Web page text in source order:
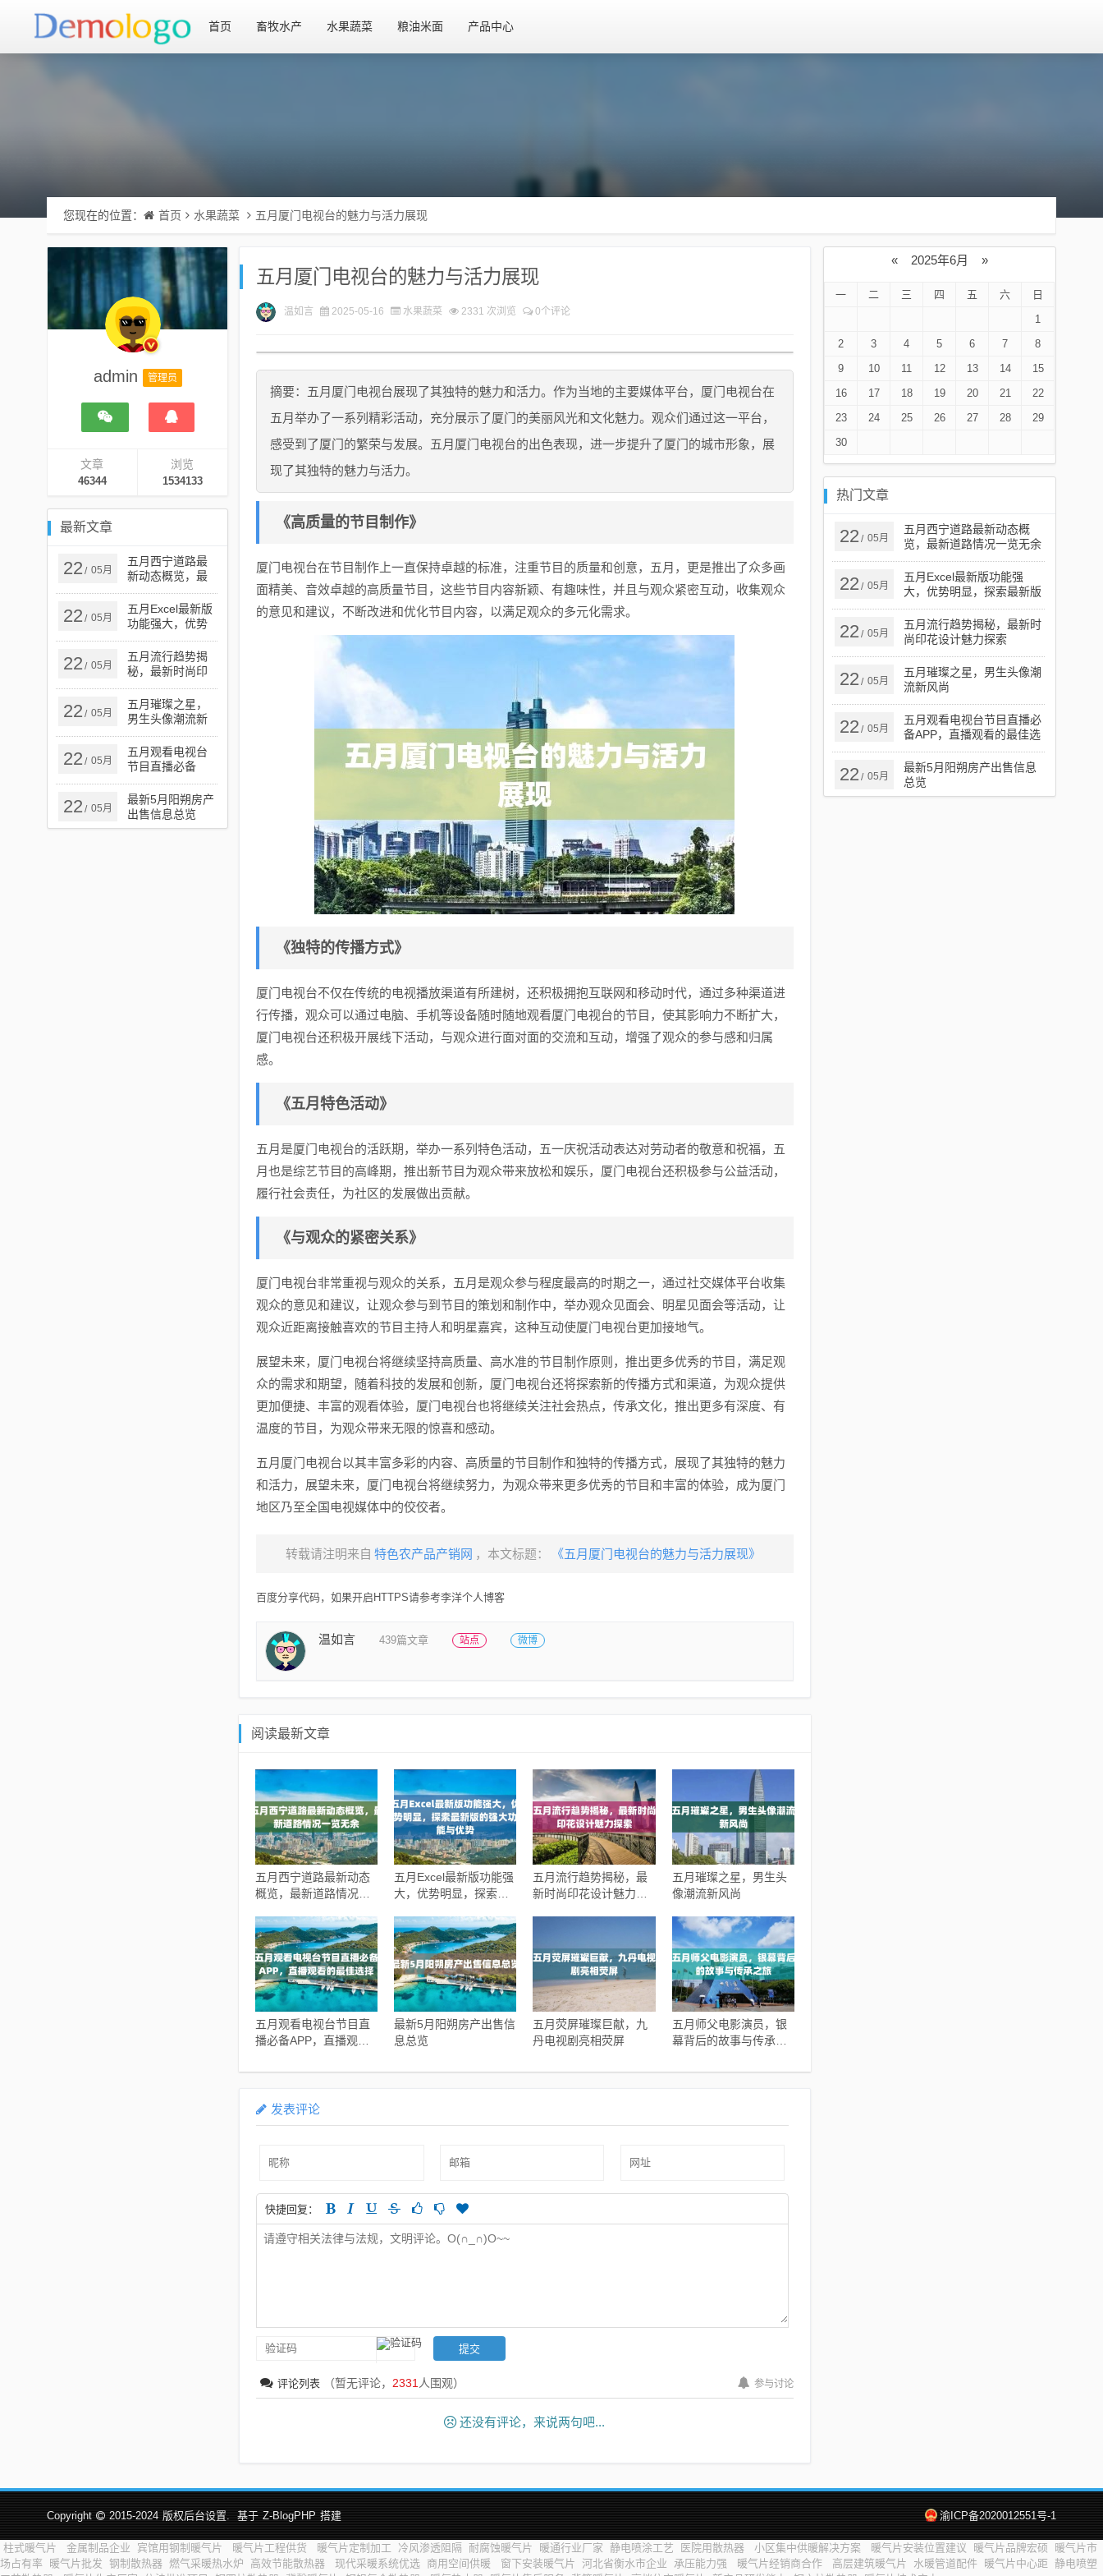
首页 畜牧水产 水果蔬菜 粮油米面 产品中心
您现在的位置： 首页 水果蔬菜 五月厦门电视台的魅力与活力展现
admin 管理员
文章
46344
浏览
1534133
最新文章
22 / 05月
五月西宁道路最
新动态概览，最
新道路情况一览
无余
22 / 05月
五月Excel最新版
功能强大，优势
明显，探索最新
版的强大功能与
优势
22 / 05月
五月流行趋势揭
秘，最新时尚印
花设计魅力探索
22 / 05月
五月璀璨之星，
男生头像潮流新
风尚
22 / 05月
五月观看电视台
节目直播必备
APP，直播观看
的最佳选择
22 / 05月
最新5月阳朔房产
出售信息总览
五月厦门电视台的魅力与活力展现
温如言 2025-05-16 水果蔬菜 2331 次浏览 0个评论
摘要：五月厦门电视台展现了其独特的魅力和活力。作为当地的主要媒体平台，厦门电视台在
五月举办了一系列精彩活动，充分展示了厦门的美丽风光和文化魅力。观众们通过这一平台，
感受到了厦门的繁荣与发展。五月厦门电视台的出色表现，进一步提升了厦门的城市形象，展
现了其独特的魅力与活力。
《高质量的节目制作》
厦门电视台在节目制作上一直保持卓越的标准，注重节目的质量和创意，五月，更是推出了众多画
面精美、音效卓越的高质量节目，这些节目内容新颖、有趣味性，并且与观众紧密互动，收集观众
的意见和建议，不断改进和优化节目内容，以满足观众的多元化需求。
《独特的传播方式》
厦门电视台不仅在传统的电视播放渠道有所建树，还积极拥抱互联网和移动时代，通过多种渠道进
行传播，观众可以通过电脑、手机等设备随时随地观看厦门电视台的节目，使其影响力不断扩大，
厦门电视台还积极开展线下活动，与观众进行面对面的交流和互动，增强了观众的参与感和归属
感。
《五月特色活动》
五月是厦门电视台的活跃期，举办一系列特色活动，五一庆祝活动表达对劳动者的敬意和祝福，五
月也是综艺节目的高峰期，推出新节目为观众带来放松和娱乐，厦门电视台还积极参与公益活动，
履行社会责任，为社区的发展做出贡献。
《与观众的紧密关系》
厦门电视台非常重视与观众的关系，五月是观众参与程度最高的时期之一，通过社交媒体平台收集
观众的意见和建议，让观众参与到节目的策划和制作中，举办观众见面会、明星见面会等活动，让
观众近距离接触喜欢的节目主持人和明星嘉宾，这种互动使厦门电视台更加接地气。
展望未来，厦门电视台将继续坚持高质量、高水准的节目制作原则，推出更多优秀的节目，满足观
众的需求和期望，随着科技的发展和创新，厦门电视台还将探索新的传播方式和渠道，为观众提供
更加便捷、丰富的观看体验，厦门电视台也将继续关注社会热点，传承文化，推出更多有深度、有
温度的节目，为观众带来无限的惊喜和感动。
五月厦门电视台以其丰富多彩的内容、高质量的节目制作和独特的传播方式，展现了其独特的魅力
和活力，展望未来，厦门电视台将继续努力，为观众带来更多优秀的节目和丰富的体验，成为厦门
地区乃至全国电视媒体中的佼佼者。
转载请注明来自 特色农产品产销网 ，本文标题： 《五月厦门电视台的魅力与活力展现》
百度分享代码，如果开启HTTPS请参考李洋个人博客
温如言 439篇文章 站点 微博
阅读最新文章
五月西宁道路最新动态
概览，最新道路情况一
五月Excel最新版功能强
大，优势明显，探索最
五月流行趋势揭秘，最
新时尚印花设计魅力探
五月璀璨之星，男生头
像潮流新风尚
五月观看电视台节目直
播必备APP，直播观看
最新5月阳朔房产出售信
息总览
五月荧屏璀璨巨献，九
丹电视剧亮相荧屏
五月师父电影演员，银
幕背后的故事与传承之
发表评论
快捷回复：
评论列表 （暂无评论， 2331 人围观） 参与讨论
还没有评论，来说两句吧...
« 2025年6月 »
一 二 三 四 五 六
日
1
2
3 4 5 6 7
8
9
10 11 12 13 14
15
16
17 18 19 20 21
22
23
24 25 26 27 28
29
30
热门文章
22 / 05月
五月西宁道路最新动态概
览，最新道路情况一览无余
22 / 05月
五月Excel最新版功能强
大，优势明显，探索最新版
的强大功能与优势
22 / 05月
五月流行趋势揭秘，最新时
尚印花设计魅力探索
22 / 05月
五月璀璨之星，男生头像潮
流新风尚
22 / 05月
五月观看电视台节目直播必
备APP，直播观看的最佳选
择
22 / 05月
最新5月阳朔房产出售信息
总览
Copyright 2015-2024 版权后台设置. 基于 Z-BlogPHP 搭建 渝ICP备2020012551号-1
柱式暖气片 金属制品企业 宾馆用钢制暖气片 暖气片工程供货 暖气片定制加工 冷风渗透阻隔 耐腐蚀暖气片 暖通行业厂家 静电喷涂工艺 医院用散热器 小区集中供暖解决方案 暖气片安装位置建议 暖气片品牌宏硕
暖气片市
场占有率
暖气片批发 钢制散热器 燃气采暖热水炉 高效节能散热器 现代采暖系统优选 商用空间供暖 窗下安装暖气片 河北省衡水市企业 承压能力强 暖气片经销商合作 高层建筑暖气片 水暖管道配件 暖气片中心距 静电喷塑